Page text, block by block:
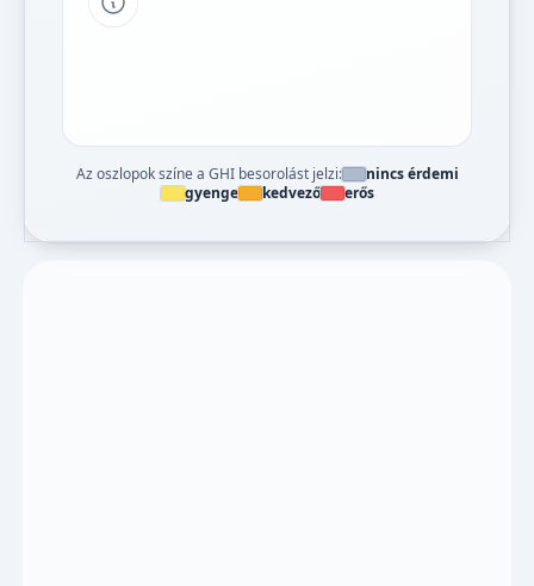
Tipp a grafikon jelmagyarázatához
Az oszlopok színe a GHI besorolást jelzi:
nincs érdemi
gyenge
kedvező erős